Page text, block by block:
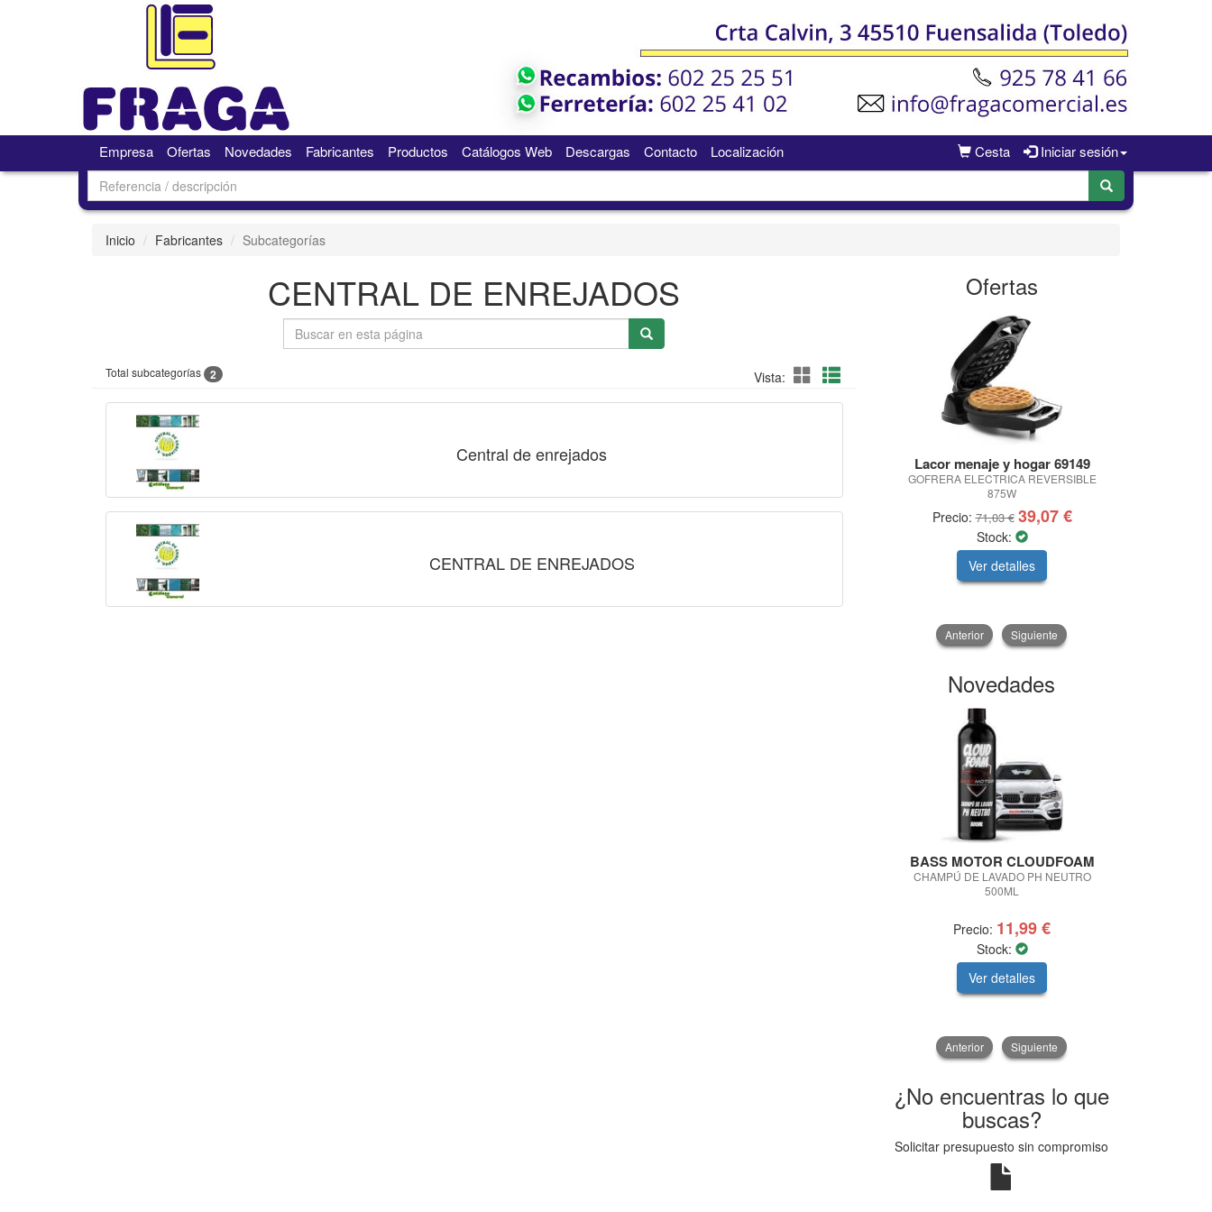
Cesta Iniciar sesión
Empresa Ofertas Novedades Fabricantes Productos Catálogos Web Descargas Contacto Localización
Inicio Fabricantes Subcategorías
CENTRAL DE ENREJADOS
Total subcategorías 2 Vista:
Central de enrejados
CENTRAL DE ENREJADOS
Ofertas
Lacor menaje y hogar 69149
GOFRERA ELECTRICA REVERSIBLE
875W
Precio:71,03 € 39,07 €
Stock:
Ver detalles
Anterior Siguiente
Novedades
BASS MOTOR CLOUDFOAM
CHAMPÚ DE LAVADO PH NEUTRO
500ML
Precio: 11,99 €
Stock:
Ver detalles
Anterior Siguiente
¿No encuentras lo que
buscas?
Solicitar presupuesto sin compromiso